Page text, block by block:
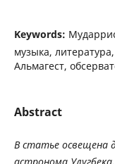
Keywords:
музыка,
Альмагест,
Abstract
В статье освещена